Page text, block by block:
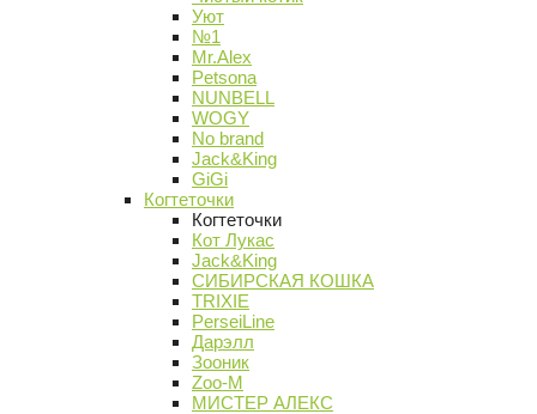
Уют
№1
Mr.Alex
Petsona
NUNBELL
WOGY
No brand
Jack&King
GiGi
Когтеточки
Когтеточки
Кот Лукас
Jack&King
СИБИРСКАЯ КОШКА
TRIXIE
PerseiLine
Дарэлл
Зооник
Zoo-M
МИСТЕР АЛЕКС